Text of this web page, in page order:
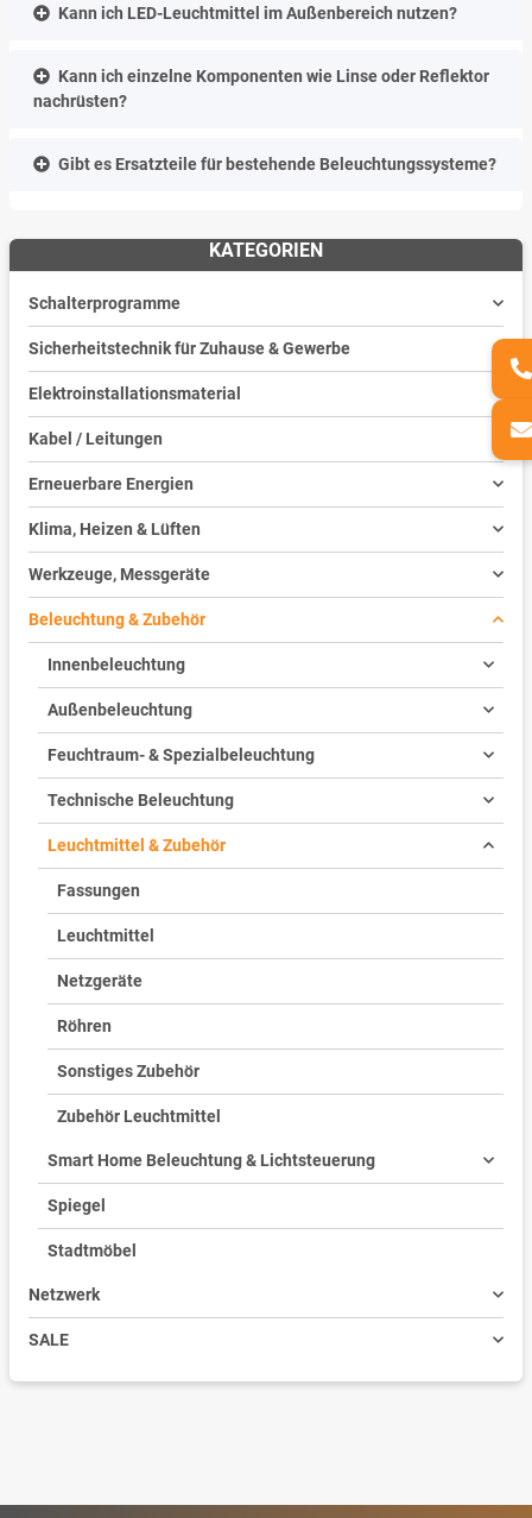
Kann ich LED-Leuchtmittel im Außenbereich nutzen?
Kann ich einzelne Komponenten wie Linse oder Reflektor
nachrüsten?
Gibt es Ersatzteile für bestehende Beleuchtungssysteme?
KATEGORIEN
Schalterprogramme
Sicherheitstechnik für Zuhause & Gewerbe
Elektroinstallationsmaterial
Kabel / Leitungen
Erneuerbare Energien
Klima, Heizen & Lüften
Werkzeuge, Messgeräte
Beleuchtung & Zubehör
Innenbeleuchtung
Außenbeleuchtung
Feuchtraum- & Spezialbeleuchtung
Technische Beleuchtung
Leuchtmittel & Zubehör
Fassungen
Leuchtmittel
Netzgeräte
Röhren
Sonstiges Zubehör
Zubehör Leuchtmittel
Smart Home Beleuchtung & Lichtsteuerung
Spiegel
Stadtmöbel
Netzwerk
SALE